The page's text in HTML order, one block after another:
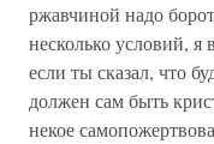
ржавчиной надо
несколько условий,
если ты сказал, что
должен сам быть
некое